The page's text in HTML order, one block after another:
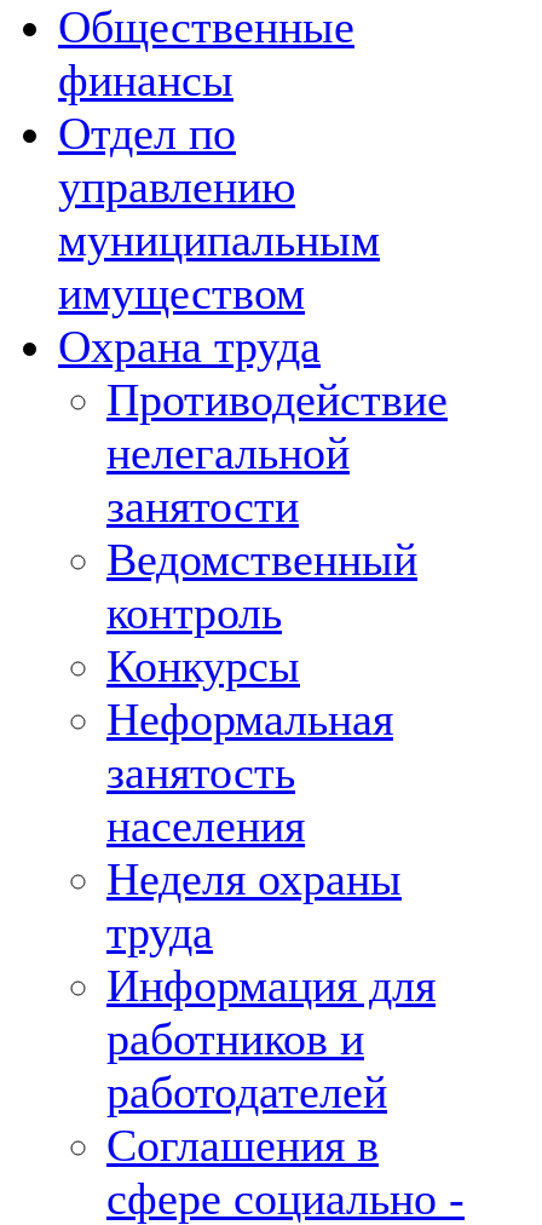
Общественные
финансы
Отдел по
управлению
муниципальным
имуществом
Охрана труда
Противодействие
нелегальной
занятости
Ведомственный
контроль
Конкурсы
Неформальная
занятость
населения
Неделя охраны
труда
Информация для
работников и
работодателей
Соглашения в
сфере социально -